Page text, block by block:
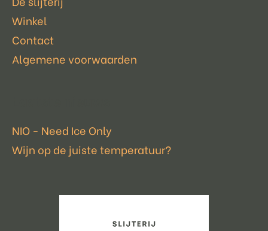
Winkel
Contact
Algemene voorwaarden
NIO - Need Ice Only
Wijn op de juiste temperatuur?